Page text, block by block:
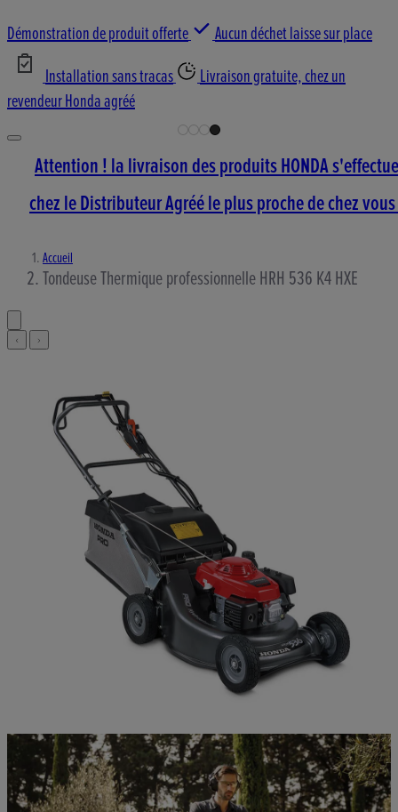
Démonstration de produit offerte
Aucun déchet laisse sur place
Installation sans tracas
Livraison gratuite, chez un
revendeur Honda agréé
Attention ! la livraison des produits HONDA s'effectue
chez le Distributeur Agréé le plus proche de chez
Accueil
Tondeuse Thermique professionnelle HRH 536 K4 HXE